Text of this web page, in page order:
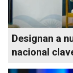
Designan a
nacional